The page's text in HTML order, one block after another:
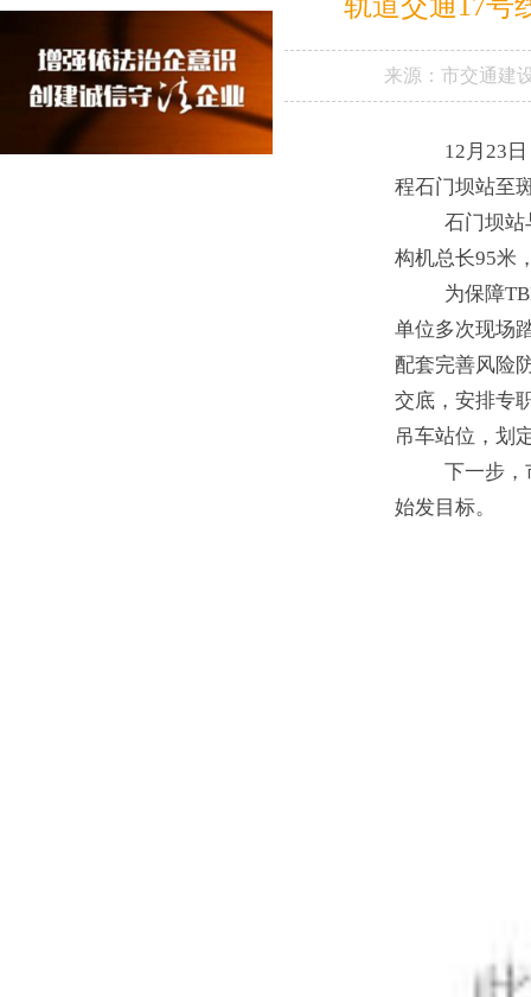
来源： 市交通建
12月23
程石门坝站至
石门坝站
构机总长95米
为保障
单位多次现场
配套完善风险
交底，安排专
吊车站位，划
下一步，
始发目标。